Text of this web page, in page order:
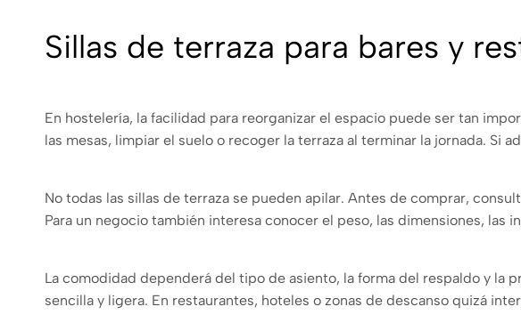
Sillas de terraza para bares y
En hostelería, la facilidad para reorganizar el espacio puede ser tan
las mesas, limpiar el suelo o recoger la terraza al terminar la jornada. Si
No todas las sillas de terraza se pueden apilar. Antes de comprar,
Para un negocio también interesa conocer el peso, las dimensiones,
La comodidad dependerá del tipo de asiento, la forma del respaldo y la
sencilla y ligera. En restaurantes, hoteles o zonas de descanso quizá